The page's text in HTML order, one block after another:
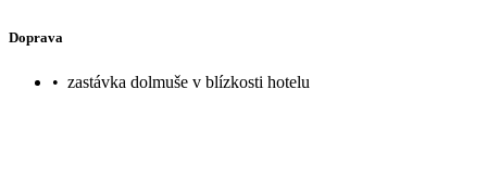
Doprava
• zastávka dolmuše v blízkosti hotelu